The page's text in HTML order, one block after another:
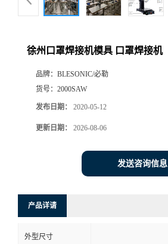
徐州口罩焊接机模具 口罩焊接机
品牌： BLESONIC/必勒
货号： 2000SAW
发布日期： 2020-05-12
更新日期： 2026-08-06
发送咨询信息
产品详请
外型尺寸